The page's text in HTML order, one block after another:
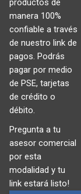
productos de
manera 100%
confiable a través
de nuestro link de
pagos. Podrás
pagar por medio
de PSE, tarjetas
de crédito o
débito.
Pregunta a tu
asesor comercial
por esta
modalidad y tu
link estará listo!